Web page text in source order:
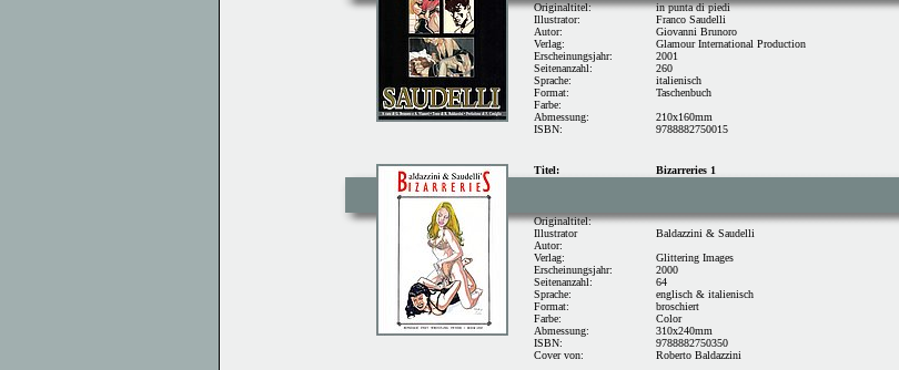
Originaltitel:
Illustrator:
Autor:
Verlag:
in punta di piedi
Franco Saudelli
Giovanni Brunoro
Glamour International Production
Erscheinungsjahr:
Seitenanzahl:
Sprache:
Format:
Farbe:
Abmessung:
ISBN:
2001
260
italienisch
Taschenbuch
210x160mm
9788882750015
Titel: Bizarreries 1
Originaltitel:
Illustrator
Autor:
Verlag:
Baldazzini & Saudelli
Glittering Images
Erscheinungsjahr:
Seitenanzahl:
Sprache:
Format:
Farbe:
Abmessung:
ISBN:
Cover von:
2000
64
englisch & italienisch
broschiert
Color
310x240mm
9788882750350
Roberto Baldazzini